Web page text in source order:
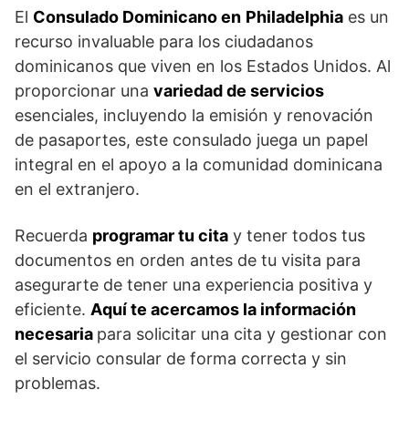
El Consulado Dominicano en Philadelphia es un
recurso invaluable para los ciudadanos
dominicanos que viven en los Estados Unidos. Al
proporcionar una variedad de servicios
esenciales, incluyendo la emisión y renovación
de pasaportes, este consulado juega un papel
integral en el apoyo a la comunidad dominicana
en el extranjero.
Recuerda programar tu cita y tener todos tus
documentos en orden antes de tu visita para
asegurarte de tener una experiencia positiva y
eficiente. Aquí te acercamos la información
necesaria para solicitar una cita y gestionar con
el servicio consular de forma correcta y sin
problemas.